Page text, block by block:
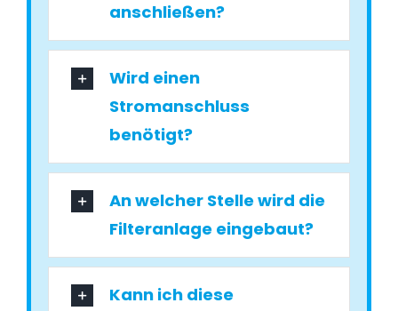
anschließen?
Wird einen
Stromanschluss
benötigt?
An welcher Stelle wird die
Filteranlage eingebaut?
Kann ich diese